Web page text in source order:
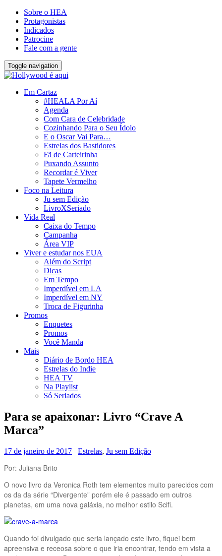
Sobre o HEA
Protagonistas
Indicados
Patrocine
Fale com a gente
Toggle navigation
Em Cartaz
#HEALA Por Aí
Agenda
Com Cara de Celebridade
Cozinhando Para o Seu Ídolo
E o Oscar Vai Para…
Estrelas dos Bastidores
Fã de Carteirinha
Puxando Assunto
Recordar é Viver
Tapete Vermelho
Foco na Leitura
Ju sem Edição
LivroXSeriado
Vida Real
Caixa do Tempo
Campanha
Área VIP
Viver e estudar nos EUA
Além do Script
Dicas
Em Tempo
Imperdível em LA
Imperdível em NY
Troca de Figurinha
Promos
Enquetes
Promos
Você Manda
Mais
Diário de Bordo HEA
Estrelas do Indie
HEA TV
Na Playlist
Só Seriados
Para se apaixonar: Livro “Crave A
Marca”
17 de janeiro de 2017 Estrelas, Ju sem Edição
Por: Juliana Brito
O novo livro da Veronica Roth tem elementos muito parecidos com
os da da série “Divergente” porém ele é passado em outros
planetas, em uma nova galáxia, no melhor estilo Scifi.
Quando foi divulgado que seria lançado este livro, fiquei bem
apreensiva e receosa sobre o que iria encontrar, tendo em vista a